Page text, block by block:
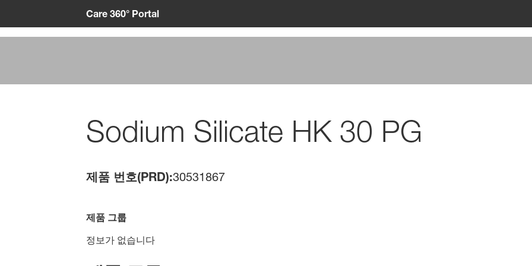
Care 360° Portal
Sodium Silicate HK 30 PG
제품 번호(PRD):30531867
제품 그룹
정보가 없습니다